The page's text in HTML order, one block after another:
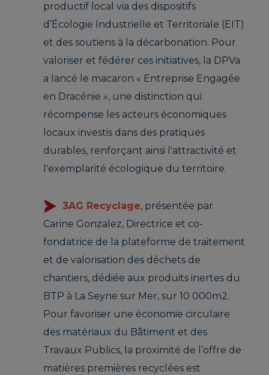
productif local via des dispositifs
d’Écologie Industrielle et Territoriale (EIT)
et des soutiens à la décarbonation. Pour
valoriser et fédérer ces initiatives, la DPVa
a lancé le macaron « Entreprise Engagée
en Dracénie », une distinction qui
récompense les acteurs économiques
locaux investis dans des pratiques
durables, renforçant ainsi l'attractivité et
l'exemplarité écologique du territoire.
3AG Recyclage, présentée par
Carine Gonzalez, Directrice et co-
fondatrice de la plateforme de traitement
et de valorisation des déchets de
chantiers, dédiée aux produits inertes du
BTP à La Seyne sur Mer, sur 10 000m2.
Pour favoriser une économie circulaire
des matériaux du Bâtiment et des
Travaux Publics, la proximité de l’offre de
matières premières recyclées est